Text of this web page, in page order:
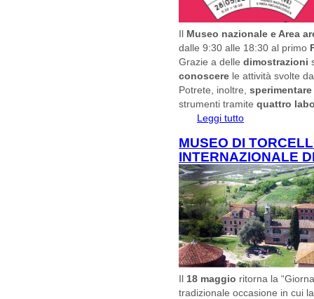
Il Museo nazionale e Area
dalle 9:30 alle 18:30 al primo
Grazie a delledimostrazioni
conoscere le attività svolte
Potrete, inoltre, sperimentare
strumenti tramite quattro
Leggi tutto
MUSEO DI
INTERNAZIONALE
Il 18 maggio ritorna la
tradizionale occasione in cui